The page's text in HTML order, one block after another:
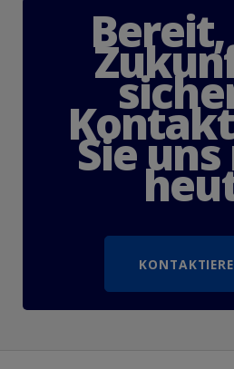
Bereit,
Zukun
siche
Kontakt
Sieuns
heu